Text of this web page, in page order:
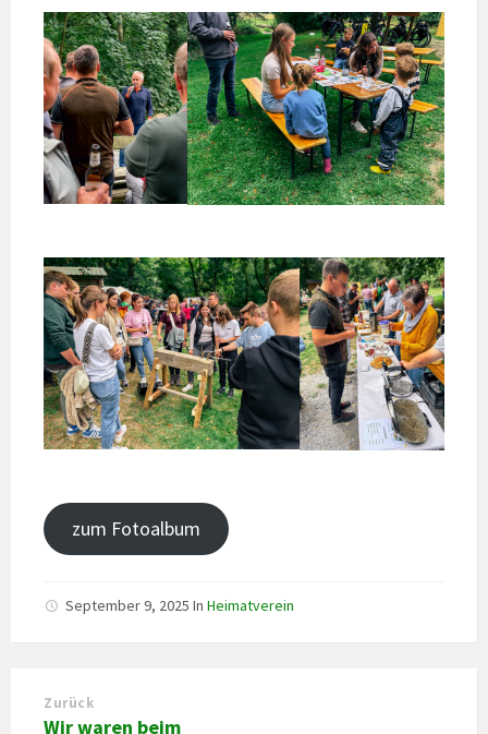
zum Fotoalbum
September 9, 2025 In Heimatverein
Zurück
Wir waren beim